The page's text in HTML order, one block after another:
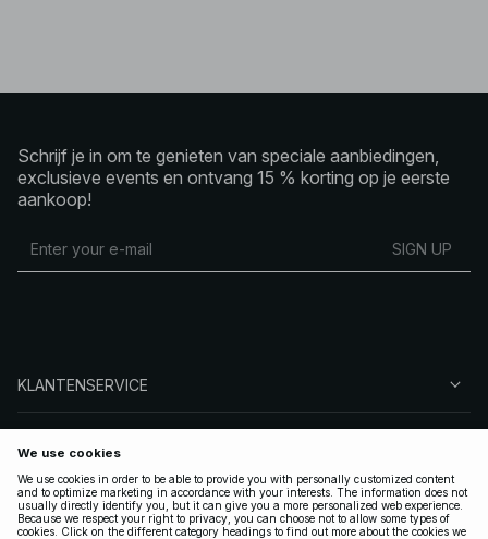
Schrijf je in om te genieten van speciale aanbiedingen,
exclusieve events en ontvang 15 % korting op je eerste
aankoop!
SIGN UP
KLANTENSERVICE
VOLG ONS